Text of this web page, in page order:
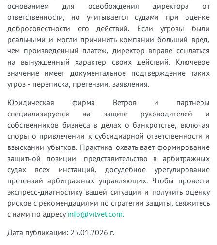
основанием для освобождения директора от
ответственности, но учитывается судами при оценке
добросовестности его действий. Если угрозы были
реальными и могли причинить компании больший вред,
чем произведенный платеж, директор вправе ссылаться
на вынужденный характер своих действий. Ключевое
значение имеет документальное подтверждение таких
угроз - переписка, претензии, заявления.
Юридическая фирма Ветров и партнеры
специализируется на защите руководителей и
собственников бизнеса в делах о банкротстве, включая
споры о привлечении к субсидиарной ответственности и
взыскании убытков. Практика охватывает формирование
защитной позиции, представительство в арбитражных
судах всех инстанций, досудебное урегулирование
претензий арбитражных управляющих. Чтобы провести
экспресс-диагностику вашей ситуации и получить оценку
рисков с рекомендациями по стратегии защиты, свяжитесь
с нами по адресуinfo@vitvet.com.
Дата публикации: 25.01.2026 г.